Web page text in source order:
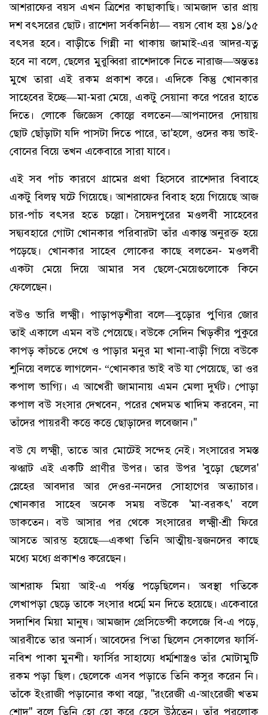
আশরাফের বয়স এখন ত্রিশের কাছাকাছি। আমজাদ তার প্রায়
দশ বৎসরের ছোট। রাশেদা সর্বকনিষ্ঠা— বয়স বোধ হয় ১৪/১৫
বৎসর হবে। বাড়ীতে গিন্নী না থাকায় জামাই-এর আদর-যত্ন
হবে না বলে, ছেলের মুরুব্বিরা রাশেদাকে নিতে নারাজ—অন্ততঃ
মুখে তারা এই রকম প্রকাশ করে। এদিকে কিন্তু খোনকার
সাহেবের ইচ্ছে—মা-মরা মেয়ে, একটু সেয়ানা করে পরের হাতে
দিতে। লোকে জিজ্ঞেস কোল্লে বলতেন—আপনাদের দোয়ায়
ছোট ছোঁড়াটা যদি পাসটা দিতে পারে, তা'হলে, ওদের কয় ভাই-
বোনের বিয়ে তখন একেবারে সারা যাবে।
এই সব পাঁচ কারণে গ্রামের প্রথা হিসেবে রাশেদার বিবাহে
একটু বিলম্ব ঘটে গিয়েছে। আশরাফের বিবাহ হয়ে গিয়েছে আজ
চার-পাঁচ বৎসর হতে চল্লো। সৈয়দপুরের মওলবী সাহেবের
সদ্ব্যবহারে গোটা খোনকার পরিবারটা তাঁর একান্ত অনুরক্ত হয়ে
পড়েছে। খোনকার সাহেব লোকের কাছে বলতেন- মওলবী
একটা মেয়ে দিয়ে আমার সব ছেলে-মেয়েগুলোকে কিনে
ফেলেছেন।
বউও ভারি লক্ষ্মী। পাড়াপড়শীরা বলে—বুড়োর পুণ্যির জোর
তাই একালে এমন বউ পেয়েছে। বউকে সেদিন খিড়কীর পুকুরে
কাপড় কাঁচতে দেখে ও পাড়ার মনুর মা খানা-বাড়ী গিয়ে বউকে
শুনিয়ে বলতে লাগলেন- “খোনকার ভাই বউ যা পেয়েছে, তা ওর
কপাল ভাগ্যি। এ আখেরী জামানায় এমন মেলা দুর্ঘট। পোড়া
কপাল বউ সংসার দেখবেন, পরের খেদমত খাদিম করবেন, না
তাঁদের পায়রবী কত্তে কত্তে ছোড়াদের লবেজান।"
বউ যে লক্ষ্মী, তাতে আর মোটেই সন্দেহ নেই। সংসারের সমস্ত
ঝঞ্ঝাট এই একটি প্রাণীর উপর। তার উপর 'বুড়ো ছেলের'
স্নেহের আবদার আর দেওর-ননদের সোহাগের অত্যাচার।
খোনকার সাহেব অনেক সময় বউকে 'মা-বরকৎ' বলে
ডাকতেন। বউ আসার পর থেকে সংসারের লক্ষ্মী-শ্রী ফিরে
আসতে আরম্ভ হয়েছে—একথা তিনি আত্মীয়-স্বজনদের কাছে
মধ্যে মধ্যে প্রকাশও করেছেন।
আশরাফ মিয়া আই-এ পর্যন্ত পড়েছিলেন। অবস্থা গতিকে
লেখাপড়া ছেড়ে তাকে সংসার ধর্ম্মে মন দিতে হয়েছে। একেবারে
সদাশিব মিয়া মানুষ। আমজাদ প্রেসিডেন্সী কলেজে বি-এ পড়ে,
আরবীতে তার অনার্স। আবেদের পিতা ছিলেন সেকালের ফার্সি-
নবিশ পাকা মুনশী। ফার্সির সাহায্যে ধর্ম্মশাস্ত্রও তাঁর মোটামুটি
রকম পড়া ছিল। ছেলেকে এসব পড়াতে তিনি কসুর করেন নি।
তাঁকে ইংরাজী পড়ানোর কথা বল্লে, "রংরেজী এ-আংরেজী খতম
শোদ" বলে তিনি হো হো করে হেসে উঠতেন। তাঁর পরলোক